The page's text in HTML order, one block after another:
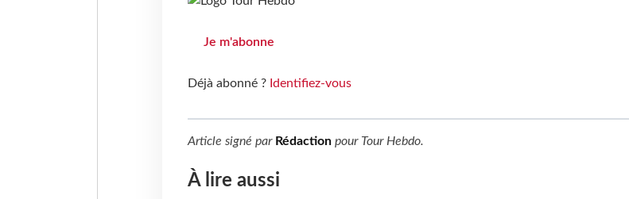
Je m'abonne
Déjà abonné ? Identifiez-vous
Article signé par Rédactionpour Tour Hebdo.
À lire aussi